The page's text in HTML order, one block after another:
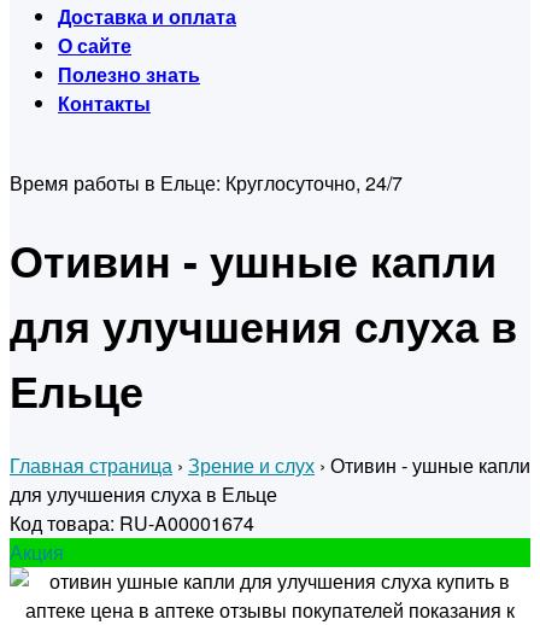
Доставка и оплата
О сайте
Полезно знать
Контакты
Время работы в Ельце: Круглосуточно, 24/7
Отивин - ушные капли
для улучшения слуха в
Ельце
Главная страница › Зрение и слух › Отивин - ушные капли
для улучшения слуха в Ельце
Код товара: RU-A00001674
Акция